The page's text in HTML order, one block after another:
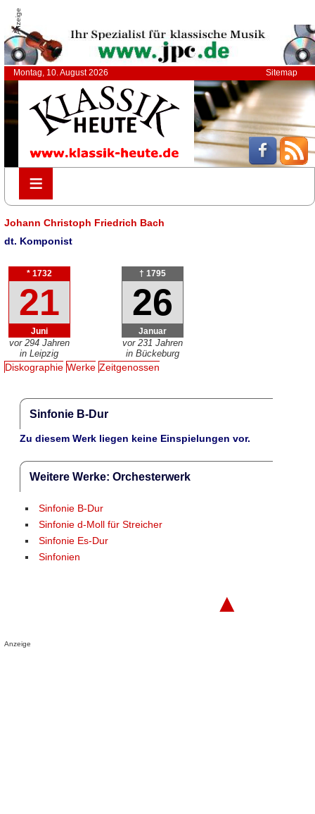
Anzeige
Montag, 10. August 2026 Sitemap
≡
≡
Johann Christoph Friedrich Bach
dt. Komponist
* 1732
21
Juni
vor 294 Jahren
in Leipzig
† 1795
26
Januar
vor 231 Jahren
in Bückeburg
Diskographie Werke Zeitgenossen
Sinfonie B-Dur
Zu diesem Werk liegen keine Einspielungen vor.
Weitere Werke: Orchesterwerk
Sinfonie B-Dur
Sinfonie d-Moll für Streicher
Sinfonie Es-Dur
Sinfonien
▲
Anzeige